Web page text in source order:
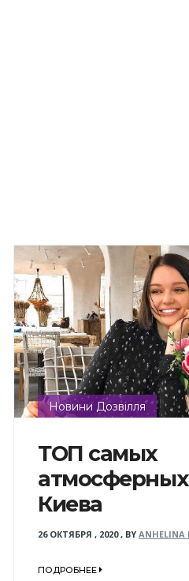
Новини Дозвілля
ТОП самых
Киева
26 ОКТЯБРЯ , 2020, BY ANHELINA
ПОДРОБНЕЕ